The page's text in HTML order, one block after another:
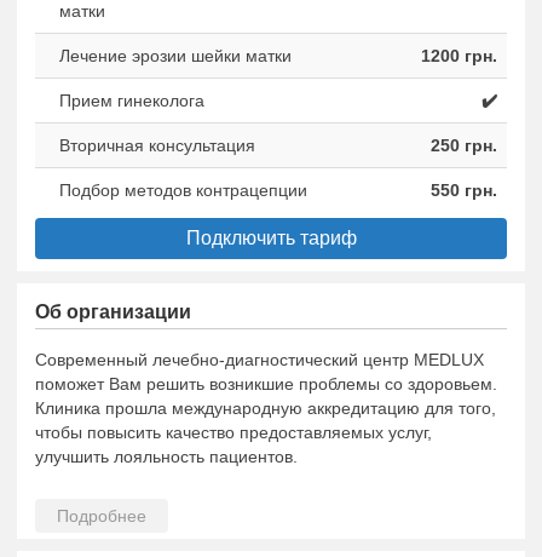
матки
Лечение эрозии шейки матки 1200 грн.
Прием гинеколога ✔️
Вторичная консультация 250 грн.
Подбор методов контрацепции 550 грн.
Подключить тариф
Об организации
Современный лечебно-диагностический центр MEDLUX
поможет Вам решить возникшие проблемы со здоровьем.
Клиника прошла международную аккредитацию для того,
чтобы повысить качество предоставляемых услуг,
улучшить лояльность пациентов.